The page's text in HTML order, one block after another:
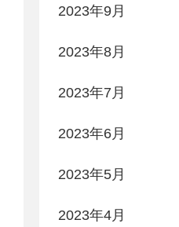
2023年9月
2023年8月
2023年7月
2023年6月
2023年5月
2023年4月